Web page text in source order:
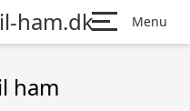
ham.dk Menu
ham